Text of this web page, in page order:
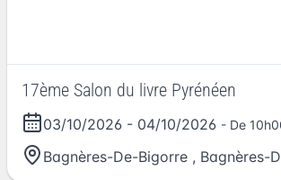
17ème Salon du livre Pyrénéen
03/10/2026 - 04/10/2026 - De
Bagnères-De-Bigorre , Bagnères-